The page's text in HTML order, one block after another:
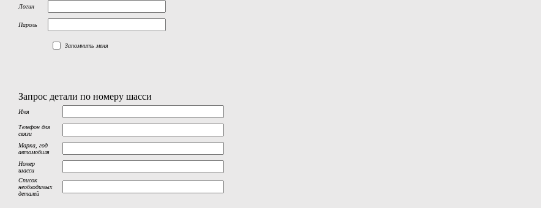
Логин
Пароль
Запомнить меня
Запрос детали по номеру шасси
Имя
Телефон для
связи
Марка, год
автомобиля
Номер
шасси
Список
необходимых
деталей